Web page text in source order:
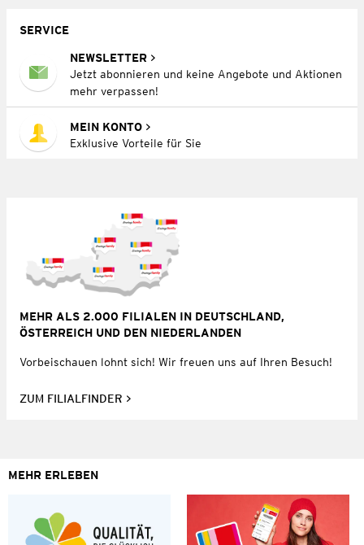
SERVICE
NEWSLETTER
Jetzt abonnieren und keine Angebote und Aktionen
mehr verpassen!
MEIN KONTO
Exklusive Vorteile für Sie
MEHR ALS 2.000 FILIALEN IN DEUTSCHLAND,
ÖSTERREICH UND DEN NIEDERLANDEN
Vorbeischauen lohnt sich! Wir freuen uns auf Ihren Besuch!
ZUM FILIALFINDER
MEHR ERLEBEN